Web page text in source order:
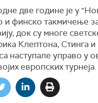
две године је у
и финско такмичење
док су многе
Клептона, Стинга и
наступале управо у
европских турнеја.